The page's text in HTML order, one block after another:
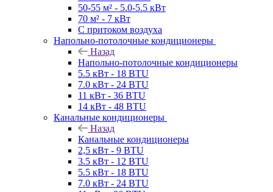
50-55 м² - 5.0-5.5 кВт
70 м² - 7 кВт
С притоком воздуха
Напольно-потолочные кондиционеры
Назад
Напольно-потолочные кондиционеры
5.5 кВт - 18 BTU
7.0 кВт - 24 BTU
11 кВт - 36 BTU
14 кВт - 48 BTU
Канальные кондиционеры
Назад
Канальные кондиционеры
2,5 кВт - 9 BTU
3.5 кВт - 12 BTU
5.5 кВт - 18 BTU
7.0 кВт - 24 BTU